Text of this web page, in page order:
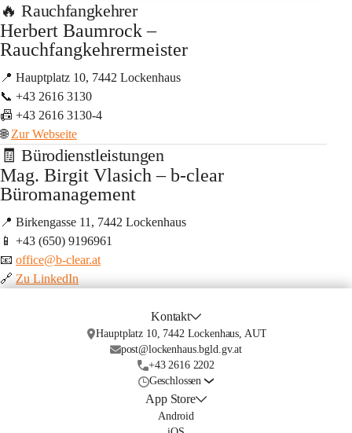
🔥 Rauchfangkehrer
Herbert Baumrock –
Rauchfangkehrermeister
📍 Hauptplatz 10, 7442 Lockenhaus
📞 +43 2616 3130
📠 +43 2616 3130-4
🌐 Zur Webseite
🧾 Bürodienstleistungen
Mag. Birgit Vlasich – b-clear
Büromanagement
📍 Birkengasse 11, 7442 Lockenhaus
📱 +43 (650) 9196961
📧 office@b-clear.at
🔗 Zu LinkedIn
Kontakt
Hauptplatz 10, 7442 Lockenhaus, AUT
post@lockenhaus.bgld.gv.at
+43 2616 2202
Geschlossen
App Store
Android